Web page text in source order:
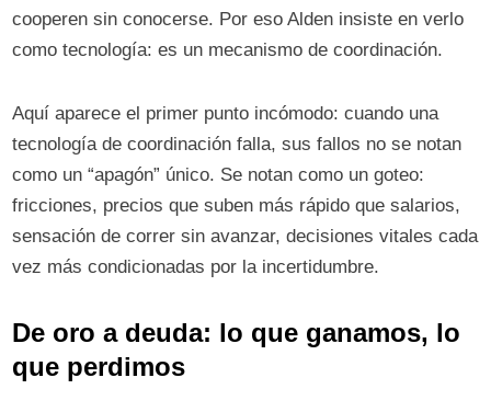
cooperen sin conocerse. Por eso Alden insiste en verlo
como tecnología: es un mecanismo de coordinación.
Aquí aparece el primer punto incómodo: cuando una
tecnología de coordinación falla, sus fallos no se notan
como un “apagón” único. Se notan como un goteo:
fricciones, precios que suben más rápido que salarios,
sensación de correr sin avanzar, decisiones vitales cada
vez más condicionadas por la incertidumbre.
De oro a deuda: lo que ganamos, lo
que perdimos